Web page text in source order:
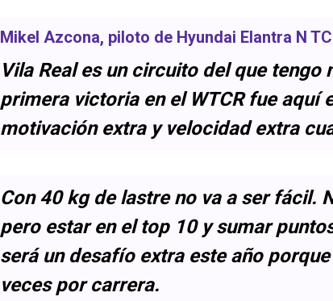
Mikel Azcona, piloto de Hyundai Elantra N
Vila Real es un circuito del que tengo
primera victoria en el WTCR fue aquí
motivación extra y velocidad extra
Con 40 kg de lastre no va a ser fácil.
pero estar en el top 10 y sumar
será un desafío extra este año
veces por carrera.